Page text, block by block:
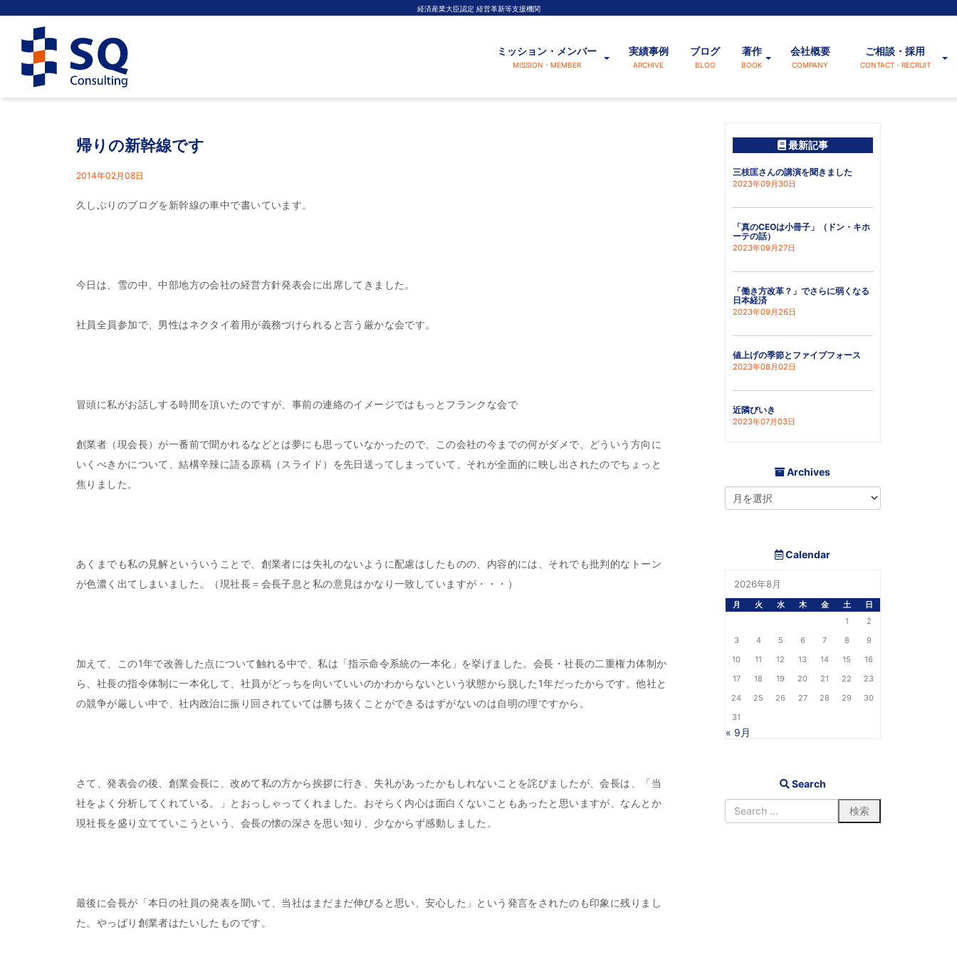
経済産業大臣認定 経営革新等支援機関
ミッション・メンバー
MISSION・MEMBER
実績事例
ARCHIVE
ブログ
BLOG
著作
BOOK
会社概要
COMPANY
ご相談・採用
CONTACT・RECRUIT
帰りの新幹線です
2014年02月08日
久しぶりのブログを新幹線の車中で書いています。
今日は、雪の中、中部地方の会社の経営方針発表会に出席してきました。
社員全員参加で、男性はネクタイ着用が義務づけられると言う厳かな会です。
冒頭に私がお話しする時間を頂いたのですが、事前の連絡のイメージではもっとフランクな会で
創業者（現会長）が一番前で聞かれるなどとは夢にも思っていなかったので、この会社の今までの何がダメで、どういう方向に
いくべきかについて、結構辛辣に語る原稿（スライド）を先日送ってしまっていて、それが全面的に映し出されたのでちょっと
焦りました。
あくまでも私の見解といういうことで、創業者には失礼のないように配慮はしたものの、内容的には、それでも批判的なトーン
が色濃く出てしまいました。（現社長＝会長子息と私の意見はかなり一致していますが・・・）
加えて、この1年で改善した点について触れる中で、私は「指示命令系統の一本化」を挙げました。会長・社長の二重権力体制か
ら、社長の指令体制に一本化して、社員がどっちを向いていいのかわからないという状態から脱した1年だったからです。他社と
の競争が厳しい中で、社内政治に振り回されていては勝ち抜くことができるはずがないのは自明の理ですから。
さて、発表会の後、創業会長に、改めて私の方から挨拶に行き、失礼があったかもしれないことを詫びましたが、会長は、「当
社をよく分析してくれている。」とおっしゃってくれました。おそらく内心は面白くないこともあったと思いますが、なんとか
現社長を盛り立てていこうという、会長の懐の深さを思い知り、少なからず感動しました。
最後に会長が「本日の社員の発表を聞いて、当社はまだまだ伸びると思い、安心した」という発言をされたのも印象に残りまし
た。やっぱり創業者はたいしたものです。
最新記事
三枝匡さんの講演を聞きました
2023年09月30日
「真のCEOは小冊子」（ドン・キホ
ーテの話）
2023年09月27日
「働き方改革？」でさらに弱くなる
日本経済
2023年09月26日
値上げの季節とファイブフォース
2023年08月02日
近隣びいき
2023年07月03日
Archives
Calendar
2026年8月
月 火 水 木 金 土
日
1
2
3
4 5 6 7 8
9
10
11 12 13 14 15
16
17
18 19 20 21 22
23
24
25 26 27 28 29
30
31
« 9月
Search